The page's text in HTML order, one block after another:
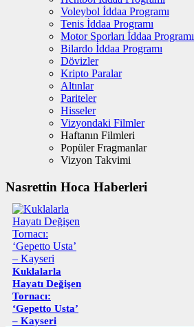
Voleybol İddaa Programı
Tenis İddaa Programı
Motor Sporları İddaa Programı
Bilardo İddaa Programı
Dövizler
Kripto Paralar
Altınlar
Pariteler
Hisseler
Vizyondaki Filmler
Haftanın Filmleri
Popüler Fragmanlar
Vizyon Takvimi
Nasrettin Hoca Haberleri
Kuklalarla
Hayatı Değişen
Tornacı:
‘Gepetto Usta’
– Kayseri